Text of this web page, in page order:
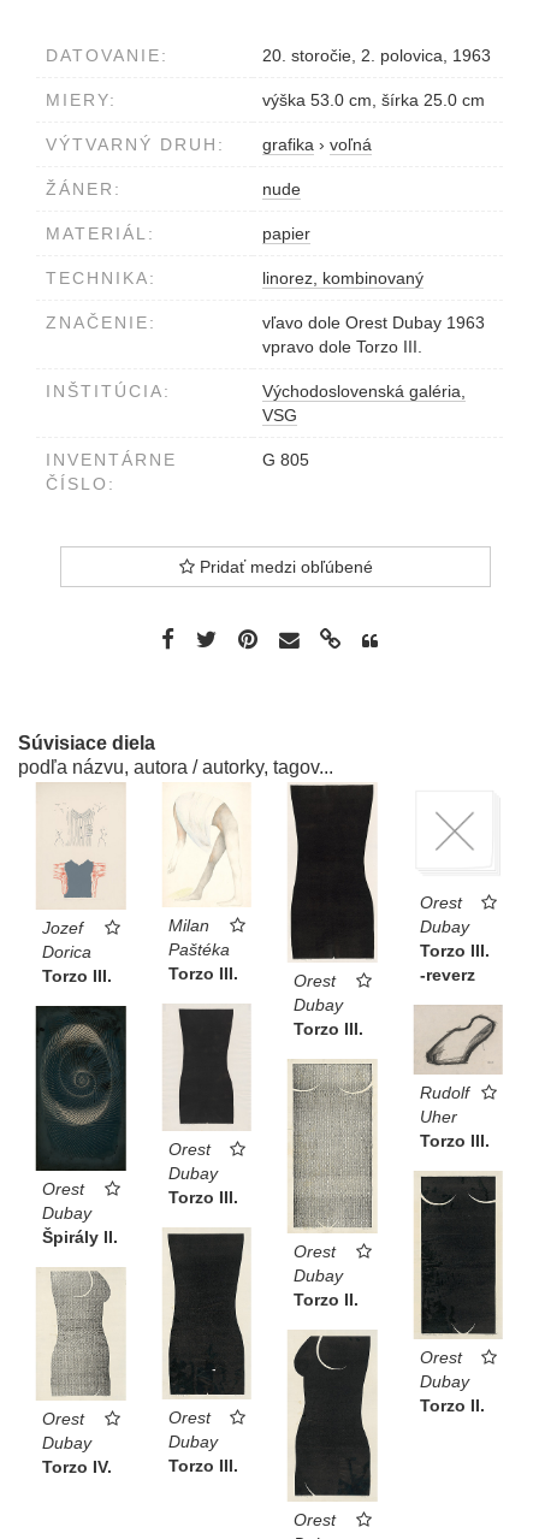
DATOVANIE: 20. storočie, 2. polovica, 1963
MIERY: výška 53.0 cm, šírka 25.0 cm
VÝTVARNÝ DRUH: grafika › voľná
ŽÁNER: nude
MATERIÁL: papier
TECHNIKA: linorez, kombinovaný
ZNAČENIE:
vľavo dole Orest Dubay 1963
vpravo dole Torzo III.
INŠTITÚCIA:
Východoslovenská galéria,
VSG
INVENTÁRNE
ČÍSLO:
G 805
Pridať medzi obľúbené
Súvisiace diela
podľa názvu, autora / autorky, tagov...
Jozef
Dorica
Torzo III.
Milan
Paštéka
Torzo III.
Orest
Dubay
Torzo III.
Orest
Dubay
Torzo III.
-reverz
Orest
Dubay
Torzo III.
Rudolf
Uher
Torzo III.
Orest
Dubay
Špirály II.
Orest
Dubay
Torzo II.
Orest
Dubay
Torzo II.
Orest
Dubay
Torzo III.
Orest
Dubay
Torzo IV.
Orest